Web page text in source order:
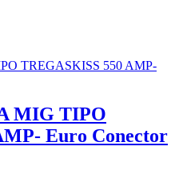
MIG TIPO
Euro Conector